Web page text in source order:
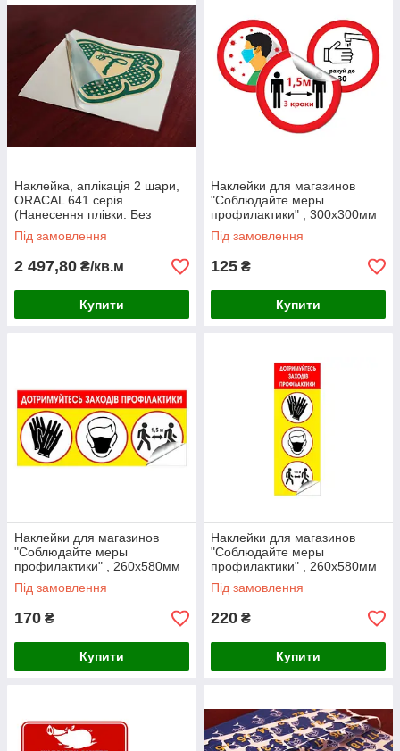
Наклейка, аплікація 2 шари,
ORACAL 641 серія
(Нанесення плівки: Без
прикатки на поверхню;
Висота символу: 2-3см;)
Під замовлення
2 497,80 ₴/кв.м
Купити
Наклейки для магазинов
"Соблюдайте меры
профилактики" , 300х300мм
Ташута (42-90200-01)
Під замовлення
125 ₴
Купити
Наклейки для магазинов
"Соблюдайте меры
профилактики" , 260х580мм
Ташута (42-90210)
Під замовлення
170 ₴
Купити
Наклейки для магазинов
"Соблюдайте меры
профилактики" , 260х580мм
Ташута (42-90210)
Під замовлення
220 ₴
Купити